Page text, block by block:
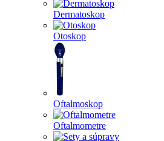
Dermatoskop
Otoskop
Oftalmoskop
Oftalmometre